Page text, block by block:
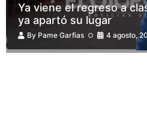
Ya viene el regreso a
ya apartó su lugar
By Pame Garfias 4 agosto,